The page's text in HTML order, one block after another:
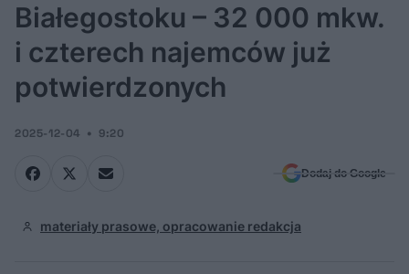
Białegostoku – 32 000 mkw.
i czterech najemców już
potwierdzonych
2025-12-04 9:20
Dodaj do Google
materiały prasowe, opracowanie redakcja